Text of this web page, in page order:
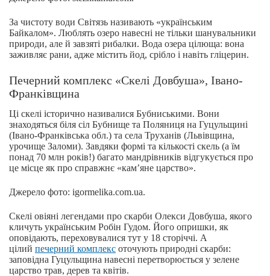
За чистоту води Світязь називають «українським
Байкалом». Люблять озеро навесні не тільки шанувальники
природи, але й завзяті рибалки. Вода озера цілюща: вона
заживляє рани, адже містить йод, срібло і навіть гліцерин.
Печерний комплекс «Скелі Довбуша», Івано-
Франківщина
Ці скелі історично називалися Бубниськими. Вони
знаходяться біля сіл Бубнище та Поляниця на Гуцульщині
(Івано-Франківська обл.) та села Труханів (Львівщина,
урочище Заломи). Завдяки формі та кількості скель (а їм
понад 70 млн років!) багато мандрівників відгукується про
це місце як про справжнє «кам’яне царство».
Джерело фото: igormelika.com.ua.
Скелі овіяні легендами про скарби Олекси Довбуша, якого
кличуть українським Робін Гудом. Його опришки, як
оповідають, переховувалися тут у 18 сторіччі. А
цілий печерний комплекс оточують природні скарби:
заповідна Гуцульщина навесні перетворюється у зелене
царство трав, дерев та квітів.